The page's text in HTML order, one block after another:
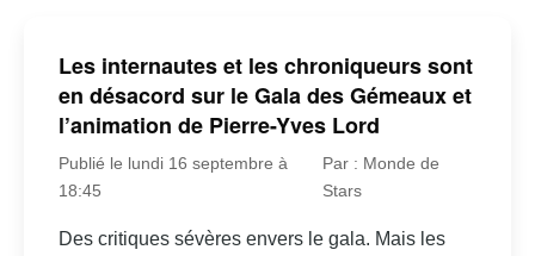
Les internautes et les chroniqueurs sont
en désacord sur le Gala des Gémeaux et
l’animation de Pierre-Yves Lord
Publié le lundi 16 septembre à
18:45
Par : Monde de
Stars
Des critiques sévères envers le gala. Mais les